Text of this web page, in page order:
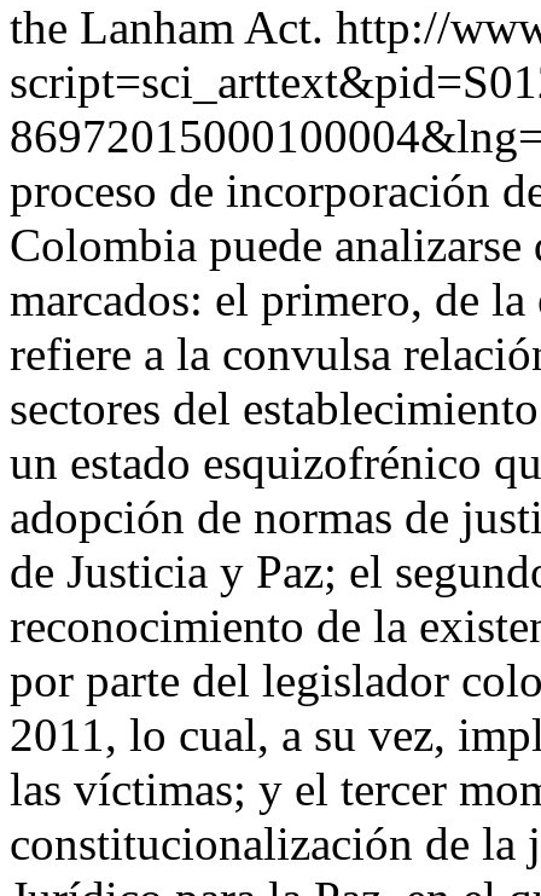
the Lanham Act. http://
proceso de incorporación
Colombia puede
marcados: el primero, de
refiere a la convulsa
sectores del
un estado esquizofrénico
adopción de normas de
de Justicia y Paz; el
reconocimiento de la
por parte del legislador
2011, lo cual, a su vez,
las víctimas; y el tercer
constitucionalización de la